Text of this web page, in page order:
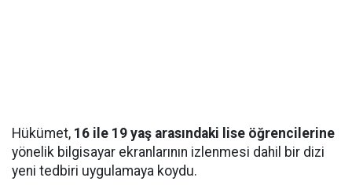
Hükümet, 16 ile 19 yaş arasındaki lise öğrencilerine
yönelik bilgisayar ekranlarının izlenmesi dahil bir dizi
yeni tedbiri uygulamaya koydu.